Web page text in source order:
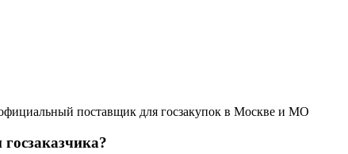
поставщик для госзакупок в Москве и МО